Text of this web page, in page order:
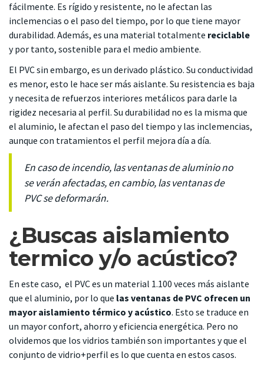
fácilmente. Es rígido y resistente, no le afectan las
inclemencias o el paso del tiempo, por lo que tiene mayor
durabilidad. Además, es una material totalmente reciclable
y por tanto, sostenible para el medio ambiente.
El PVC sin embargo, es un derivado plástico. Su conductividad
es menor, esto le hace ser más aislante. Su resistencia es baja
y necesita de refuerzos interiores metálicos para darle la
rigidez necesaria al perfil. Su durabilidad no es la misma que
el aluminio, le afectan el paso del tiempo y las inclemencias,
aunque con tratamientos el perfil mejora día a día.
En caso de incendio, las ventanas de aluminio no
se verán afectadas, en cambio, las ventanas de
PVC se deformarán.
¿Buscas aislamiento
termico y/o acústico?
En este caso, el PVC es un material 1.100 veces más aislante
que el aluminio, por lo que las ventanas de PVC ofrecen un
mayor aislamiento térmico y acústico. Esto se traduce en
un mayor confort, ahorro y eficiencia energética. Pero no
olvidemos que los vidrios también son importantes y que el
conjunto de vidrio+perfil es lo que cuenta en estos casos.